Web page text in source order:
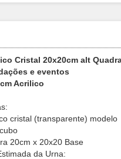
Cristal 20x20cm alt
e eventos
Acrilico
cristal (transparente) modelo
20cm x 20x20 Base
da Urna: